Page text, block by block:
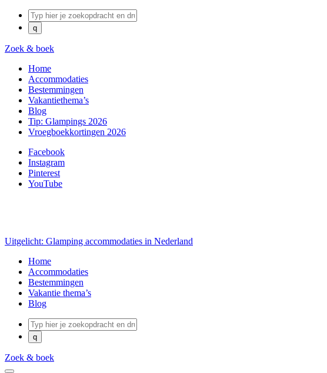
Zoek & boek
Home
Accommodaties
Bestemmingen
Vakantiethema’s
Blog
Tip: Glampings 2026
Vroegboekkortingen 2026
Facebook
Instagram
Pinterest
YouTube
Uitgelicht: Glamping accommodaties in Nederland
Home
Accommodaties
Bestemmingen
Vakantie thema’s
Blog
Zoek & boek